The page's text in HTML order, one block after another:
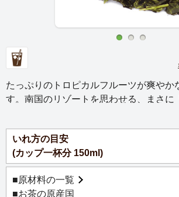
たっぷりのトロピカルフルーツが爽やか
す。南国のリゾートを思わせる、まさに
いれ方の目安
(カップ一杯分 150ml)
■原材料の一覧
■お茶の原産国